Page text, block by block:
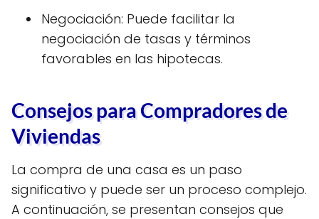
Negociación: Puede facilitar la
negociación de tasas y términos
favorables en las hipotecas.
Consejos para Compradores de
Viviendas
La compra de una casa es un paso
significativo y puede ser un proceso complejo.
A continuación, se presentan consejos que